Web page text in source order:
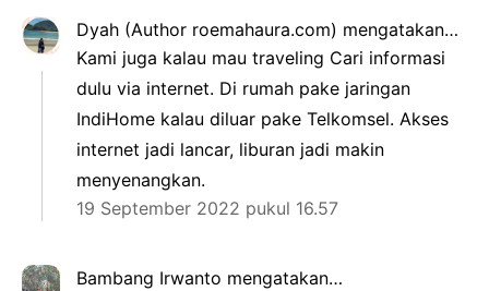
Dyah (Author roemahaura.com) mengatakan…
Kami juga kalau mau traveling Cari informasi
dulu via internet. Di rumah pake jaringan
IndiHome kalau diluar pake Telkomsel. Akses
internet jadi lancar, liburan jadi makin
menyenangkan.
19 September 2022 pukul 16.57
Bambang Irwanto mengatakan…